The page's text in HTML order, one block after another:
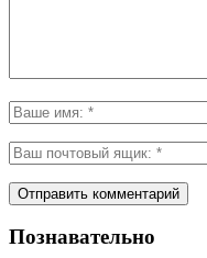
Познавательно